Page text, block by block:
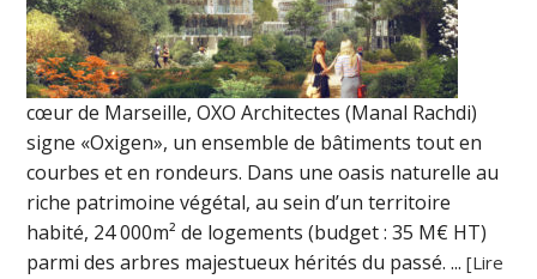
cœur de Marseille, OXO Architectes (Manal Rachdi)
signe «Oxigen», un ensemble de bâtiments tout en
courbes et en rondeurs. Dans une oasis naturelle au
riche patrimoine végétal, au sein d’un territoire
habité, 24 000m² de logements (budget : 35 M€ HT)
parmi des arbres majestueux hérités du passé. ...[Lire